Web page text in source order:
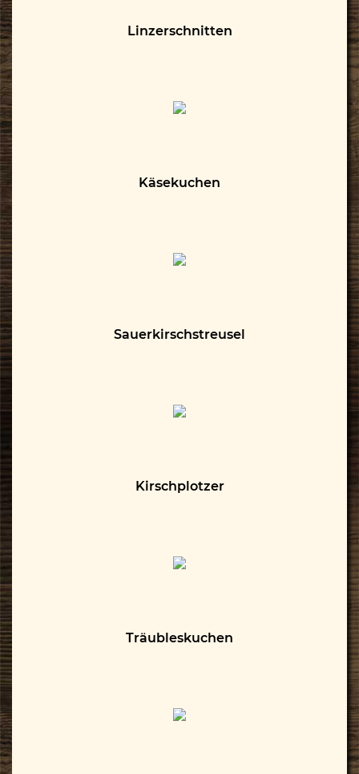
Linzerschnitten
Käsekuchen
Sauerkirschstreusel
Kirschplotzer
Träubleskuchen